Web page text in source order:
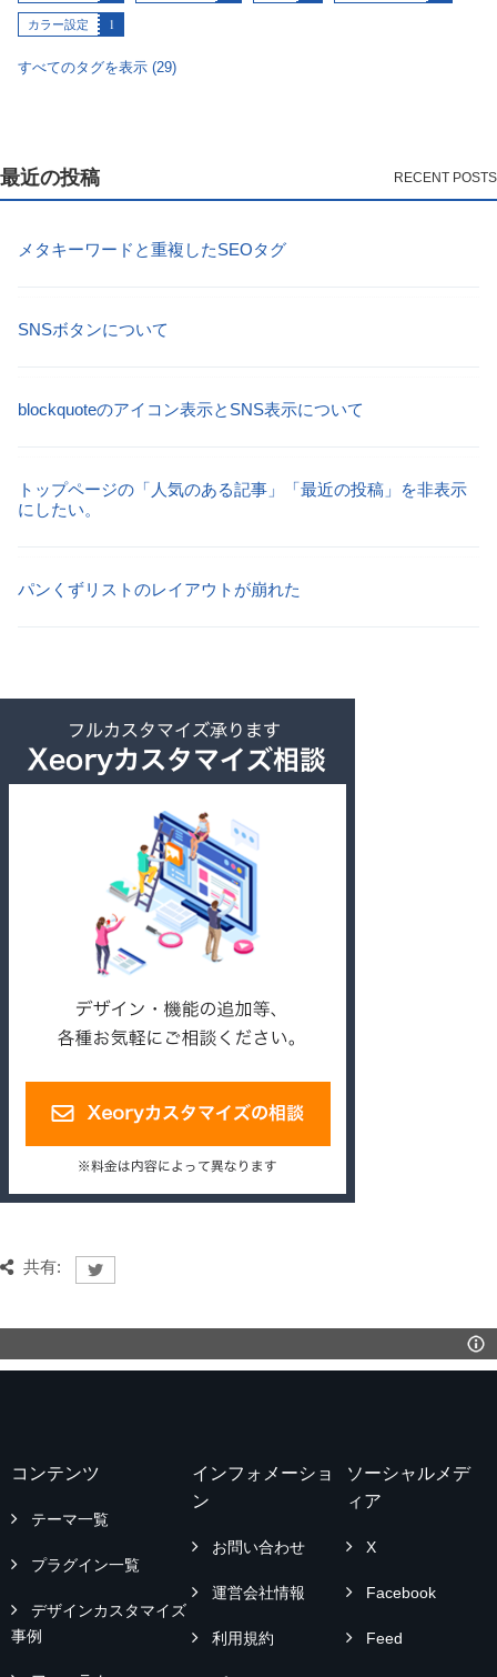
カラー設定
1
すべてのタグを表示 (29)
最近の投稿
メタキーワードと重複したSEOタグ
SNSボタンについて
blockquoteのアイコン表示とSNS表示について
トップページの「人気のある記事」「最近の投稿」を非表示
にしたい。
パンくずリストのレイアウトが崩れた
共有:
コンテンツ
テーマ一覧
プラグイン一覧
デザインカスタマイズ
事例
インフォメーショ
ン
お問い合わせ
運営会社情報
利用規約
ソーシャルメデ
ィア
X
Facebook
Feed